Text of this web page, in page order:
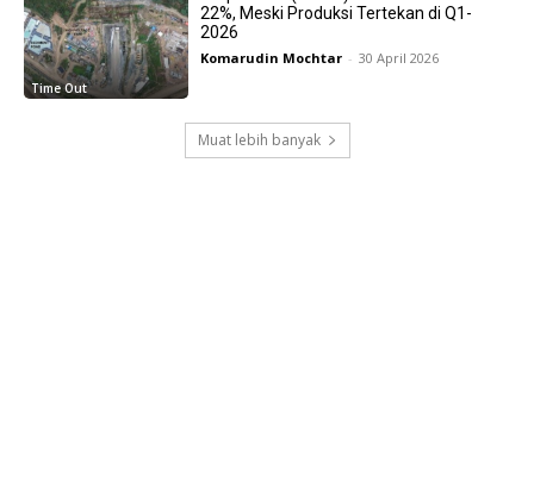
Time Out
22%, Meski Produksi Tertekan di Q1-
2026
Komarudin Mochtar - 30 April 2026
Muat lebih banyak